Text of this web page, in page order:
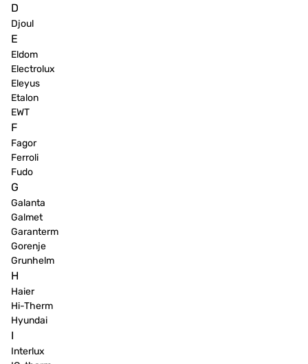
D
Djoul
E
Eldom
Electrolux
Eleyus
Etalon
EWT
F
Fagor
Ferroli
Fudo
G
Galanta
Galmet
Garanterm
Gorenje
Grunhelm
H
Haier
Hi-Therm
Hyundai
I
Interlux